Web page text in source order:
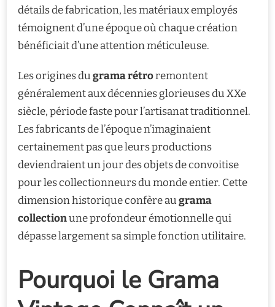
détails de fabrication, les matériaux employés
témoignent d’une époque où chaque création
bénéficiait d’une attention méticuleuse.
Les origines dugrama rétroremontent
généralement aux décennies glorieuses du XXe
siècle, période faste pour l’artisanat traditionnel.
Les fabricants de l’époque n’imaginaient
certainement pas que leurs productions
deviendraient un jour des objets de convoitise
pour les collectionneurs du monde entier. Cette
dimension historique confère augrama
collectionune profondeur émotionnelle qui
dépasse largement sa simple fonction utilitaire.
Pourquoi le Grama